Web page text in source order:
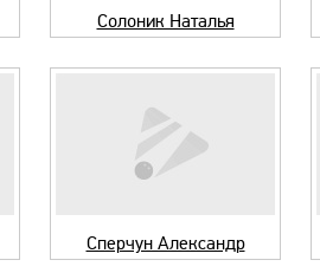
Солоник Наталья
Сперчун Александр